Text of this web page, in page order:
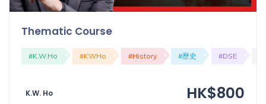
時符
合所
有標
籤」
精準
Thematic Course
#K.W.Ho #KWHo #History #歷史 #DSE
K.W. Ho HK$800